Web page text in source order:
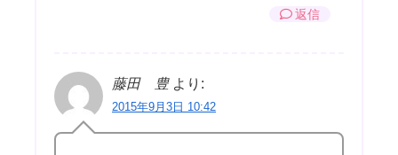
返信
藤田 豊 より:
2015年9月3日 10:42